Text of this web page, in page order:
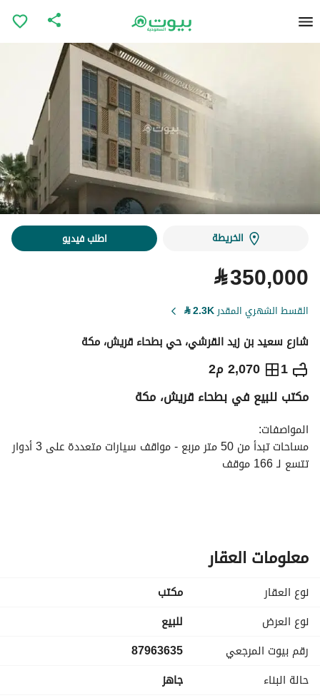
الخريطة اطلب فيديو
⃁350,000
القسط الشهري المقدر2.3K
⃁
شارع سعيد بن زيد القرشي، حي بطحاء قريش، مكة
1 2,070 م2 ⃁
350,000
التفاصيل معلومات ترخيص الإعلان
مكتب للبيع في بطحاء قريش، مكة
المواصفات:
تتسع لـ 166 موقف
معلومات العقار
نوع العقار
مکتب
نوع العرض
للبيع
رقم بيوت المرجعي
87963635
حالة البناء
جاهز